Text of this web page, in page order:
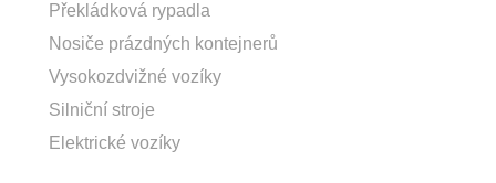
Překládková rypadla
Nosiče prázdných kontejnerů
Vysokozdvižné vozíky
Silniční stroje
Elektrické vozíky